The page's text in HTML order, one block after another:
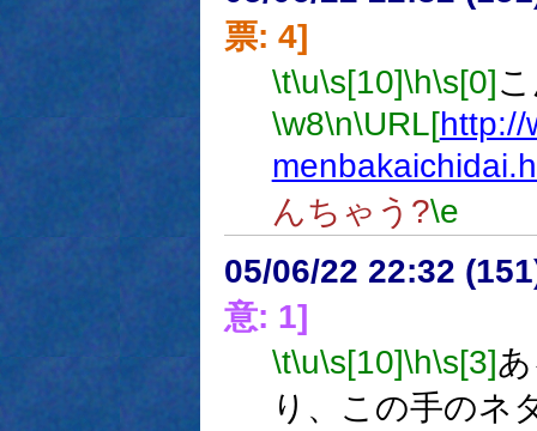
票: 4]
\t\u\s[10]\h\s[0]
\w8\n\URL[http://
んちゃう?\e
05/06/22 22:32
意: 1]
\t\u\s[10]\h\s[3]
り、この手のネ